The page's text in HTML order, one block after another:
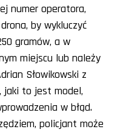
numer operatora,
by wykluczyć
gramów, a w
miejscu lub należy
Słowikowski z
jaki to jest model,
w błąd.
policjant może